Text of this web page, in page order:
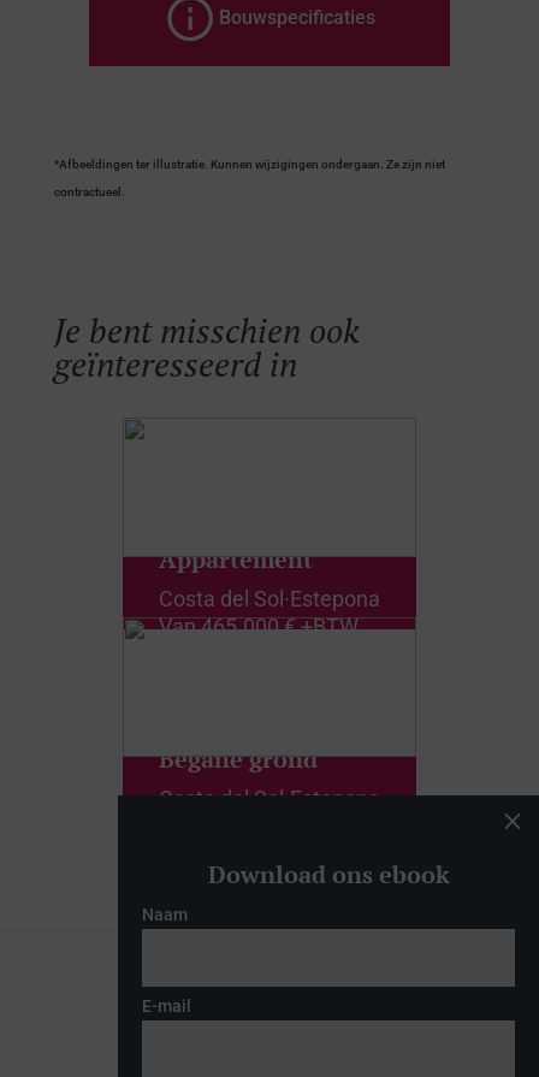
Download ons ebook
Naam
E-mail
M
Bouwspecificaties
*Afbeeldingen ter illustratie. Kunnen wijzigingen ondergaan. Ze zijn niet
contractueel.
Je bent misschien ook
geïnteresseerd in
Appartement
Costa del Sol ·Estepona
Van465.000 € +BTW
Begane grond
Costa del Sol·Estepona